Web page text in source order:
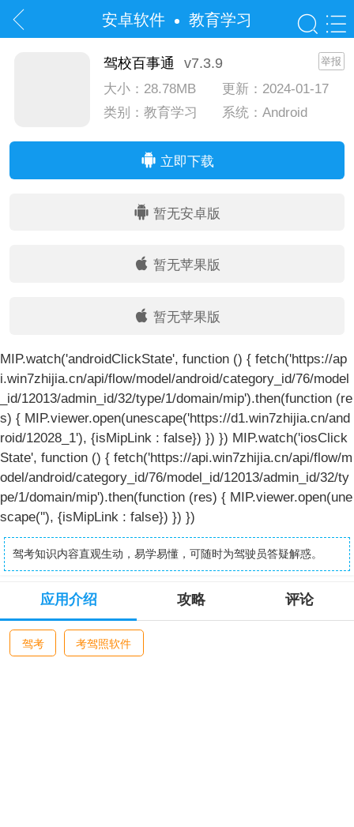
安卓软件 教育学习
驾校百事通 v7.3.9
大小：28.78MB
更新：2024-01-17
类别：教育学习
系统：Android
举报
立即下载
暂无安卓版
暂无苹果版
暂无苹果版
MIP.watch('androidClickState', function () { fetch('https://ap
i.win7zhijia.cn/api/flow/model/android/category_id/76/model
_id/12013/admin_id/32/type/1/domain/mip').then(function (re
s) { MIP.viewer.open(unescape('https://d1.win7zhijia.cn/and
roid/12028_1'), {isMipLink : false}) }) }) MIP.watch('iosClick
State', function () { fetch('https://api.win7zhijia.cn/api/flow/m
odel/android/category_id/76/model_id/12013/admin_id/32/ty
pe/1/domain/mip').then(function (res) { MIP.viewer.open(une
scape(''), {isMipLink : false}) }) })
驾考知识内容直观生动，易学易懂，可随时为驾驶员答疑解惑。
应用介绍 攻略 评论
驾考 考驾照软件